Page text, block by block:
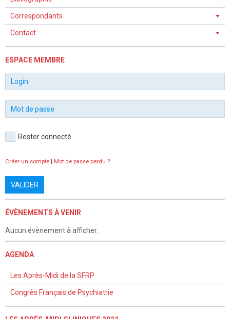
Correspondants
Contact
ESPACE MEMBRE
Rester connecté
Créer un compte Mot de passe perdu ?
VALIDER
ÉVÈNEMENTS À VENIR
Aucun évènement à afficher.
AGENDA
Les Après-Midi de la SFRP
Congrès Français de Psychiatrie